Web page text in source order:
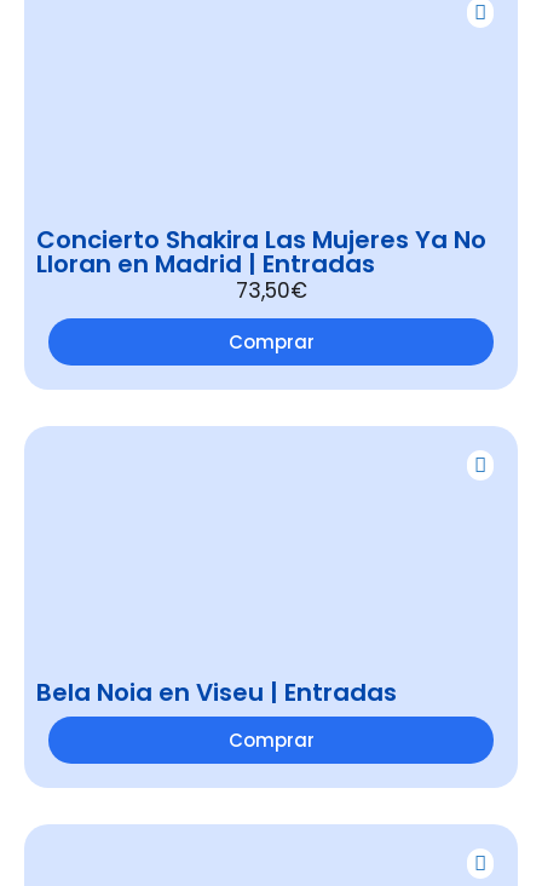
Concierto Shakira Las Mujeres Ya No
Lloran en Madrid | Entradas
73,50€
Comprar
Bela Noia en Viseu | Entradas
Comprar